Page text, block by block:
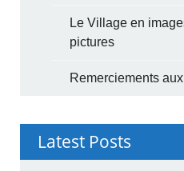
Le Village en
pictures
Remerciements
Latest Posts